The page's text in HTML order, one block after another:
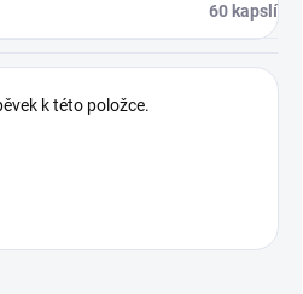
60 kapslí
k této položce.